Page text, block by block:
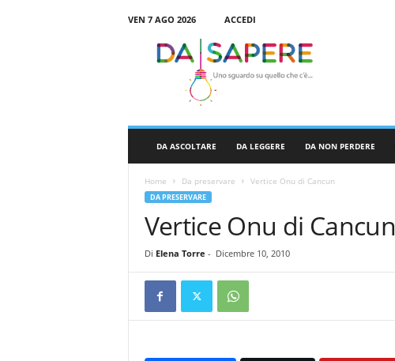
VEN 7 AGO 2026
ACCEDI
DA ASCOLTARE DA LEGGERE DA NON PERDERE
Home Da preservare Vertice Onu di Cancun
DA PRESERVARE
Vertice Onu di Cancun
Di Elena Torre - Dicembre 10, 2010